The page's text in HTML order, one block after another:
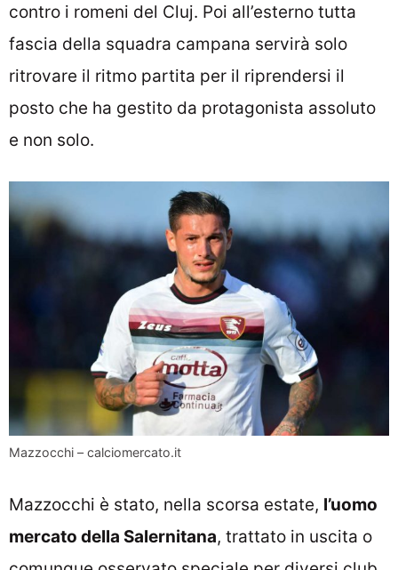
contro i romeni del Cluj. Poi all’esterno tutta
fascia della squadra campana servirà solo
ritrovare il ritmo partita per il riprendersi il
posto che ha gestito da protagonista assoluto
e non solo.
Mazzocchi – calciomercato.it
Mazzocchi è stato, nella scorsa estate, l’uomo
mercato della Salernitana, trattato in uscita o